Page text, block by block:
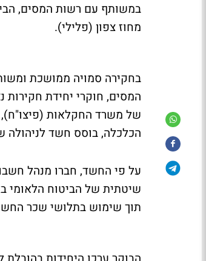
במשותף עם רשות המסים,
מחוז צפון (פלילי).
המסים, חוקרי יחידת חקירות
של משרד החקלאות (פיצו"ח),
הכלכלה, בוסס חשד
על פי החשד, חברו מנהל
שיטתית של הביטוח הלאומי
תוך שימוש בתלושי שכר